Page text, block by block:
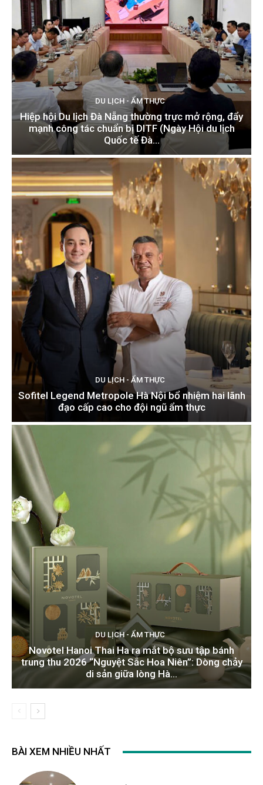
DU LỊCH - ẨM THỰC
Hiệp hội Du lịch Đà Nẵng thường trực mở rộng, đẩy
mạnh công tác chuẩn bị DITF (Ngày Hội du lịch
Quốc tế Đà...
DU LỊCH - ẨM THỰC
Sofitel Legend Metropole Hà Nội bổ nhiệm hai lãnh
đạo cấp cao cho đội ngũ ẩm thực
DU LỊCH - ẨM THỰC
Novotel Hanoi Thai Ha ra mắt bộ sưu tập bánh
trung thu 2026 “Nguyệt Sắc Hoa Niên”: Dòng chảy
di sản giữa lòng Hà...
BÀI XEM NHIỀU NHẤT